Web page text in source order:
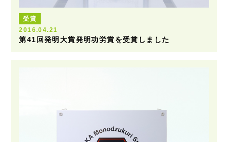
受賞
2016.04.21
第41回発明大賞発明功労賞を受賞しました